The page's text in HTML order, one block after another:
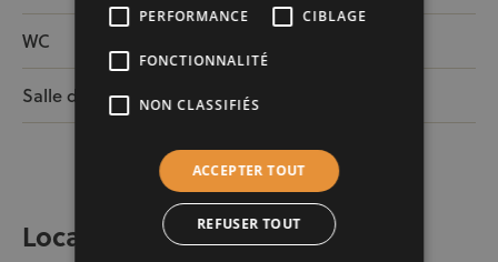
WC
Salle de bain 3m²
Localisation
PERFORMANCE CIBLAGE
FONCTIONNALITÉ
NON CLASSIFIÉS
ACCEPTER TOUT
REFUSER TOUT